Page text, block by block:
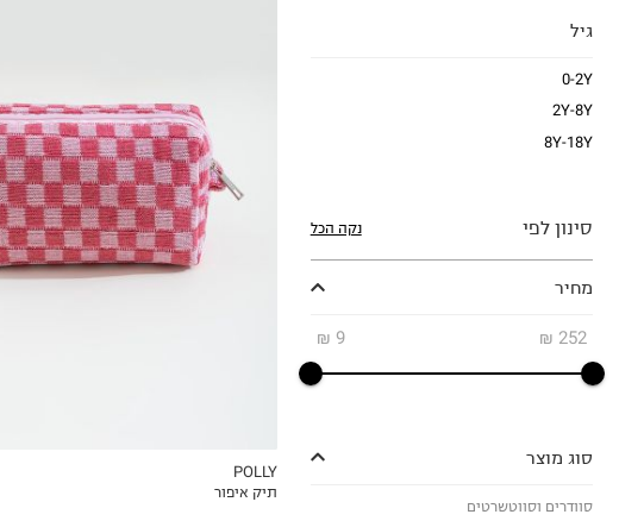
גיל
0-2Y
2Y-8Y
8Y-18Y
סינון לפי נקה הכל
מחיר
9
₪ 252
₪
סוג מוצר
סוודרים וסווטשרטים
POLLY
תיק איפור